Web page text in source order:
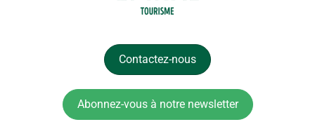
Contactez-nous
Abonnez-vous à notre newsletter